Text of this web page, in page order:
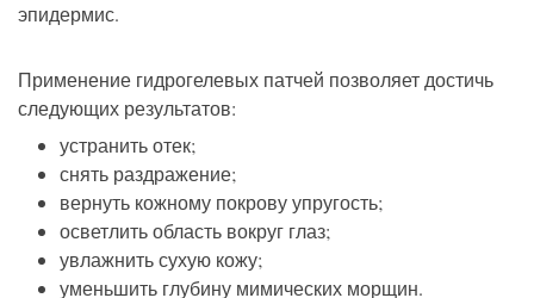
эпидермис.
Применение гидрогелевых патчей позволяет достичь
следующих результатов:
устранить отек;
снять раздражение;
вернуть кожному покрову упругость;
осветлить область вокруг глаз;
увлажнить сухую кожу;
уменьшить глубину мимических морщин.